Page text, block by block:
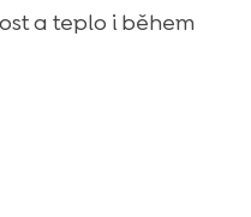
s kočkou
v zimě
a teplo i během